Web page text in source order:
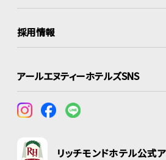
採用情報
アールエヌティーホテルズSNS
リッチモンドホテル公式